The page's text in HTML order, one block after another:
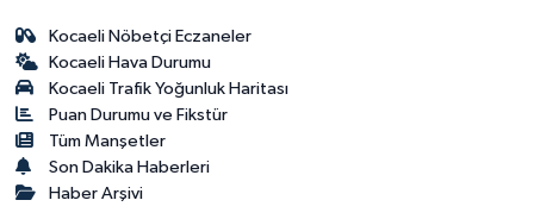
Kocaeli Nöbetçi Eczaneler
Kocaeli Hava Durumu
Kocaeli Trafik Yoğunluk Haritası
Puan Durumu ve Fikstür
Tüm Manşetler
Son Dakika Haberleri
Haber Arşivi